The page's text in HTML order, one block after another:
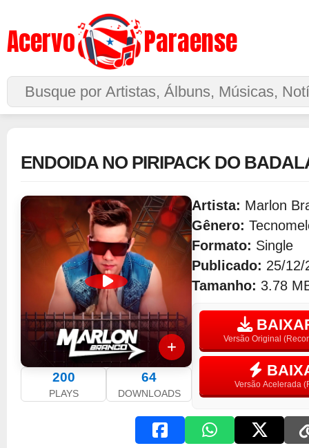
Acervo Paraense
Buscar no Site
ENDOIDA NO PIRIPACK DO
200
PLAYS
64
DOWNLOADS
Artista: Marlon
Gênero:
Formato: Single
Publicado: 25/12/
Tamanho: 3.78
Versão Original
Versão Acelerada